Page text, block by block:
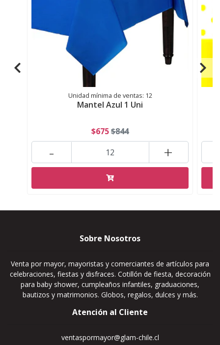
Unidad mínima de ventas: 12
Mantel Azul 1 Uni
$675$844
+
-
Sobre Nosotros
Venta por mayor, mayoristas y comerciantes de artículos para
celebraciones, fiestas y disfraces. Cotillón de fiesta, decoración
para baby shower, cumpleaños infantiles, graduaciones,
bautizos y matrimonios. Globos, regalos, dulces y más.
Atención al Cliente
ventaspormayor@glam-chile.cl